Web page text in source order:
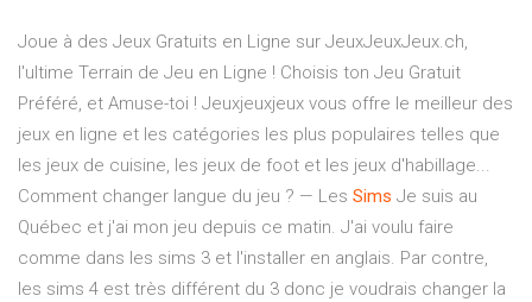
Joue à des Jeux Gratuits en Ligne sur JeuxJeuxJeux.ch,
l'ultime Terrain de Jeu en Ligne ! Choisis ton Jeu Gratuit
Préféré, et Amuse-toi ! Jeuxjeuxjeux vous offre le meilleur des
jeux en ligne et les catégories les plus populaires telles que
les jeux de cuisine, les jeux de foot et les jeux d'habillage...
Comment changer langue du jeu ? — Les Sims Je suis au
Québec et j'ai mon jeu depuis ce matin. J'ai voulu faire
comme dans les sims 3 et l'installer en anglais. Par contre,
les sims 4 est très différent du 3 donc je voudrais changer la